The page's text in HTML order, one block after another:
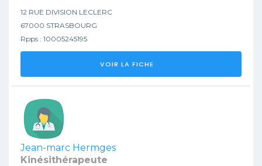
12 RUE DIVISION LECLERC
67000 STRASBOURG
Rpps : 10005245195
VOIR LA FICHE
Jean-marc Hermges
Kinésithérapeute